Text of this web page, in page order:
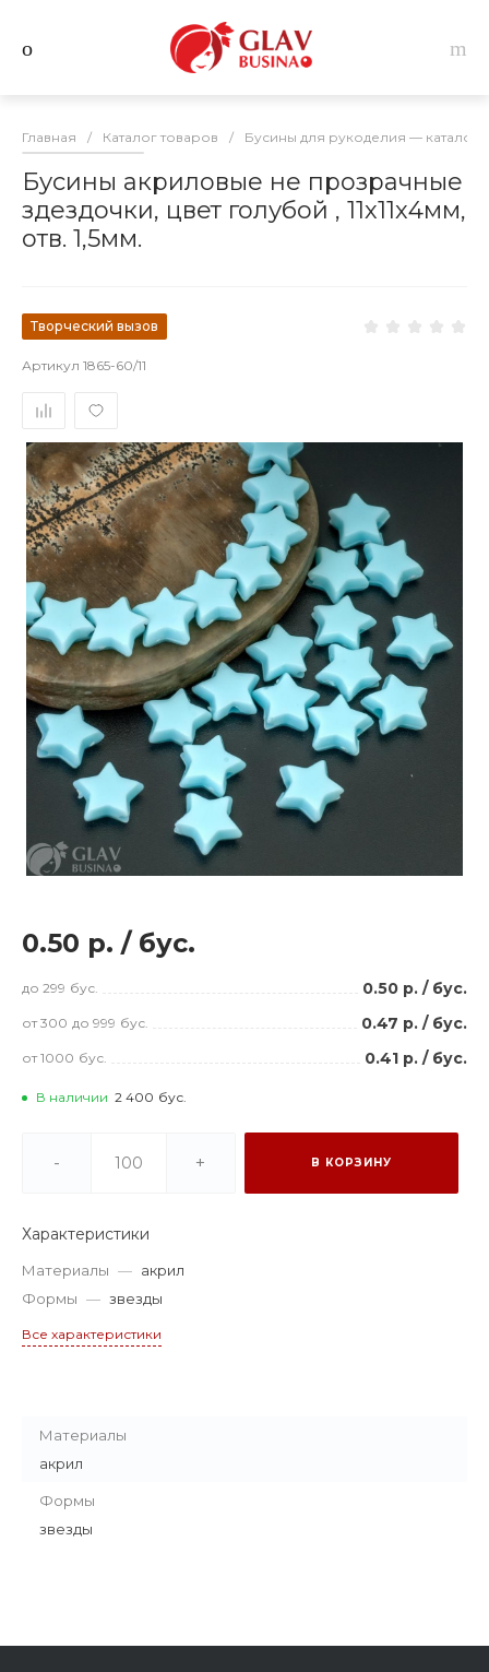
Главная / Каталог товаров / Бусины для рукоделия — каталог
Бусины акриловые не прозрачные
здездочки, цвет голубой , 11х11х4мм,
отв. 1,5мм.
Творческий вызов
Артикул 1865-60/11
0.50 р. / бус.
до 299 бус. 0.50 р. / бус.
от 300 до 999 бус. 0.47 р. / бус.
от 1000 бус. 0.41 р. / бус.
В наличии 2 400 бус.
- + В КОРЗИНУ
Характеристики
Материалы — акрил
Формы — звезды
Все характеристики
Материалы
акрил
Формы
звезды